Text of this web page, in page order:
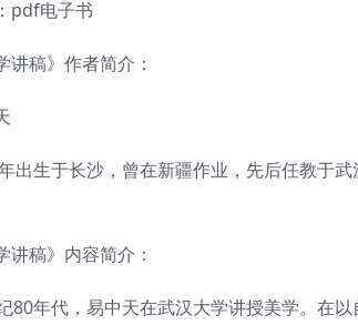
pdf电子书
讲稿》作者简介：
出生于长沙，曾在新疆作业，先后任教于
讲稿》内容简介：
80年代，易中天在武汉大学讲授美学。在